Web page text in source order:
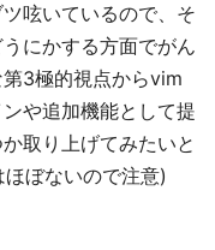
呟いているので、そ
にかする方面でがん
3極的視点からvim
や追加機能として提
取り上げてみたいと
ぼないので注意)